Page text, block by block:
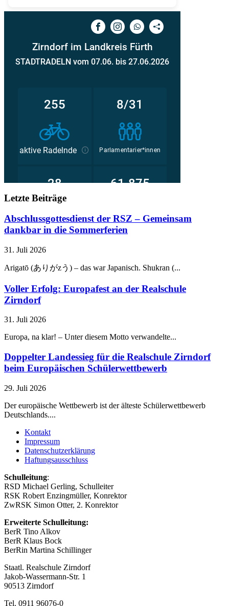
Letzte Beiträge
Abschlussgottesdienst der RSZ – Gemeinsam
dankbar in die Sommerferien
31. Juli 2026
Arigatō (ありがzう) – das war Japanisch. Shukran (...
Voller Erfolg: Europafest an der Realschule
Zirndorf
31. Juli 2026
Europa, na klar! – Unter diesem Motto verwandelte...
Doppelter Landessieg für die Realschule Zirndorf
beim Europäischen Schülerwettbewerb
29. Juli 2026
Der europäische Wettbewerb ist der älteste Schülerwettbewerb
Deutschlands....
Kontakt
Impressum
Datenschutzerklärung
Haftungsausschluss
Schulleitung:
RSD Michael Gerling, Schulleiter
RSK Robert Enzingmüller, Konrektor
ZwRSK Simon Otter, 2. Konrektor
Erweiterte Schulleitung:
BerR Tino Alkov
BerR Klaus Bock
BerRin Martina Schillinger
Staatl. Realschule Zirndorf
Jakob-Wassermann-Str. 1
90513 Zirndorf
Tel. 0911 96076-0